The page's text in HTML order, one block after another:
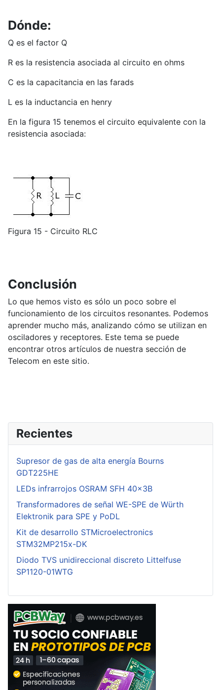
Dónde:
Q es el factor Q
R es la resistencia asociada al circuito en ohms
C es la capacitancia en las farads
L es la inductancia en henry
En la figura 15 tenemos el circuito equivalente con la
resistencia asociada:
Figura 15 - Circuito RLC
Conclusión
Lo que hemos visto es sólo un poco sobre el
funcionamiento de los circuitos resonantes. Podemos
aprender mucho más, analizando cómo se utilizan en
osciladores y receptores. Este tema se puede
encontrar otros artículos de nuestra sección de
Telecom en este sitio.
Recientes
Supresor de gas de alta energía Bourns
GDT225HE
LEDs infrarrojos OSRAM SFH 40x3B
Transformadores de señal WE-SPE de Würth
Elektronik para SPE y PoDL
Kit de desarrollo STMicroelectronics
STM32MP215x-DK
Diodo TVS unidireccional discreto Littelfuse
SP1120-01WTG